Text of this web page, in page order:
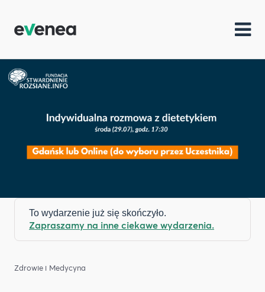
To wydarzenie już się skończyło.
Zapraszamy na inne ciekawe wydarzenia.
Zdrowie i Medycyna